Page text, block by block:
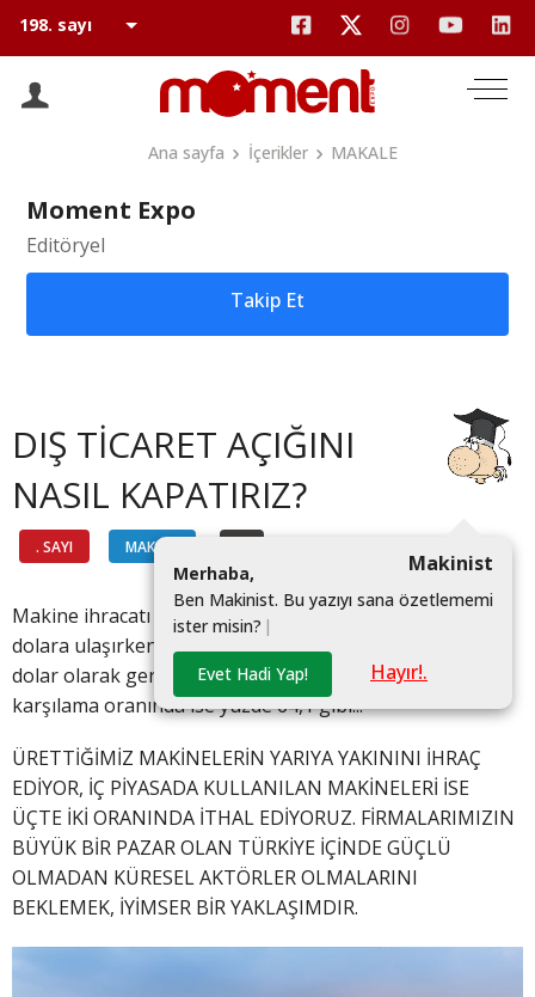
Ana sayfa İçerikler MAKALE
Moment Expo
Editöryel
Takip Et
DIŞ TİCARET AÇIĞINI
NASIL KAPATIRIZ?
. SAYI MAKALE
Makinist
Merhaba,
Ben Makinist. Bu yazıyı sana özetlememi
ister misin? |
Evet Hadi Yap! Hayır!.
Makine ihracatı 2018’de yüzde15,5 artışla 17,1 milyar
dolara ulaşırken, ithalatı yüzde 4,7 azalarak 26,6 milyar
dolar olarak gerçekleşti. İhracatın ithalatı
karşılama oranında ise yüzde 64,1 gibi...
ÜRETTİĞİMİZ MAKİNELERİN YARIYA YAKININI İHRAÇ
EDİYOR, İÇ PİYASADA KULLANILAN MAKİNELERİ İSE
ÜÇTE İKİ ORANINDA İTHAL EDİYORUZ. FİRMALARIMIZIN
BÜYÜK BİR PAZAR OLAN TÜRKİYE İÇİNDE GÜÇLÜ
OLMADAN KÜRESEL AKTÖRLER OLMALARINI
BEKLEMEK, İYİMSER BİR YAKLAŞIMDIR.